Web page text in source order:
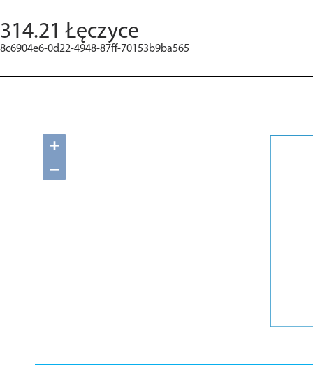
314.21 Łęczyce
8c6904e6-0d22-4948-87ff-70153b9ba565
+
−